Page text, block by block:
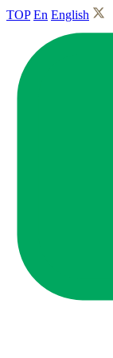
TOP En English